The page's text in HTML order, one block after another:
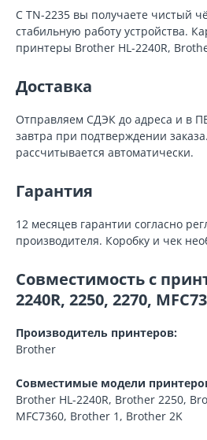
С TN-2235 вы получаете чистый
стабильную работу устройства.
принтеры Brother HL-2240R,
Доставка
Отправляем СДЭК до адреса и в
завтра при подтверждении
рассчитывается автоматически.
Гарантия
12 месяцев гарантии согласно
производителя. Коробку и чек
Совместимость с
2240R, 2250, 2270,
Производитель принтеров:
Brother
Совместимые модели
Brother HL-2240R, Brother 2250,
MFC7360, Brother 1, Brother 2K